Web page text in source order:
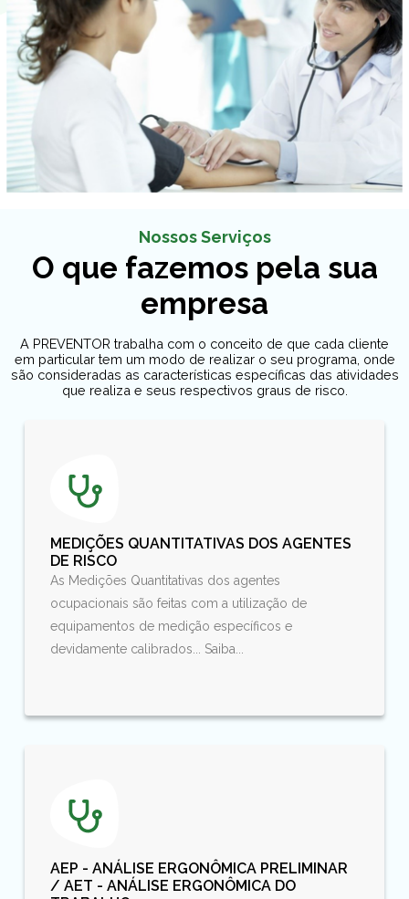
Nossos Serviços
O que fazemos pela sua
empresa
A PREVENTOR trabalha com o conceito de que cada cliente
em particular tem um modo de realizar o seu programa, onde
são consideradas as características específicas das atividades
que realiza e seus respectivos graus de risco.
MEDIÇÕES QUANTITATIVAS DOS AGENTES
DE RISCO
As Medições Quantitativas dos agentes
ocupacionais são feitas com a utilização de
equipamentos de medição específicos e
devidamente calibrados... Saiba...
AEP - ANÁLISE ERGONÔMICA PRELIMINAR
/ AET - ANÁLISE ERGONÔMICA DO